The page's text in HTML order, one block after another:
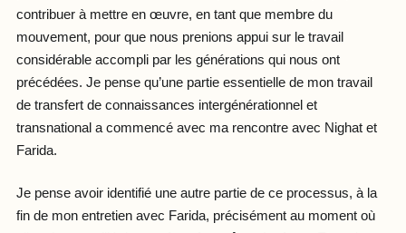
contribuer à mettre en œuvre, en tant que membre du
mouvement, pour que nous prenions appui sur le travail
considérable accompli par les générations qui nous ont
précédées. Je pense qu’une partie essentielle de mon travail
de transfert de connaissances intergénérationnel et
transnational a commencé avec ma rencontre avec Nighat et
Farida.
Je pense avoir identifié une autre partie de ce processus, à la
fin de mon entretien avec Farida, précisément au moment où